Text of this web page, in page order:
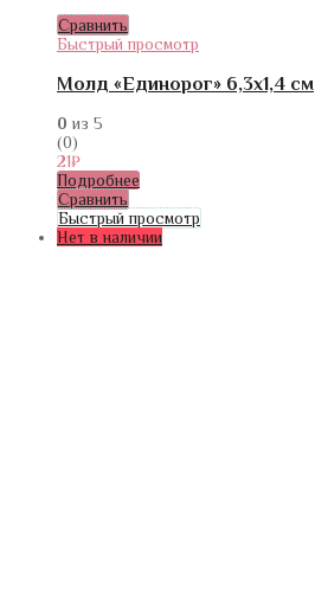
Сравнить
Быстрый просмотр
Молд «Единорог» 6,3х1,4 см
0 из 5
(0)
21₽
Подробнее
Сравнить
Быстрый просмотр
Нет в наличии